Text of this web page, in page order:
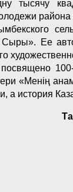
тысячу
Сыры». Ее
«Менің
а история